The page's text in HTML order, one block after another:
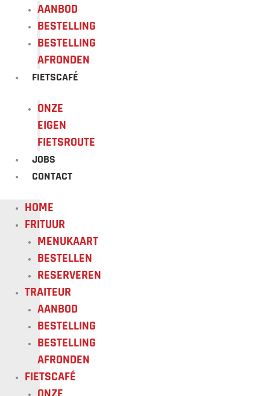
AANBOD
BESTELLING
BESTELLING
AFRONDEN
FIETSCAFÉ
ONZE
EIGEN
FIETSROUTE
JOBS
CONTACT
HOME
FRITUUR
MENUKAART
BESTELLEN
RESERVEREN
TRAITEUR
AANBOD
BESTELLING
BESTELLING
AFRONDEN
FIETSCAFÉ